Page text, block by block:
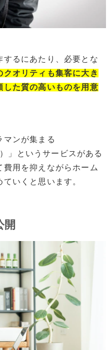
るにあたり、必要とな
クオリティも集客に大き
した質の高いものを用意
マンが集まる
」というサービスがある
用を抑えながらホーム
いくと思います。
開